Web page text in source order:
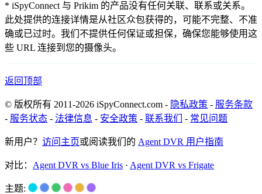
* iSpyConnect 与 Prikim 的产品没有任何关联、联系或关系。
此处提供的连接详情是从社区众包获得的，可能不完整、不准
确或已过时。我们不提供任何保证或担保，确保您能够使用这
些 URL 连接到您的摄像头。
返回顶部
© 版权所有 2011-2026 iSpyConnect.com - 隐私政策 - 服务条款
- 服务状态 - 法律信息 - 安全政策 - 联系我们 - 常见问题
新用户？ 访问主页或阅读我们的 Agent DVR 用户指南
对比： Agent DVR vs Blue Iris · Agent DVR vs Frigate
主题: